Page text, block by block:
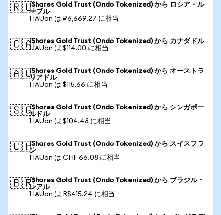
🇷🇺iShares Gold Trust (Ondo Tokenized) から ロシア・ル
ーブル
1 IAUon は ₽6,669.27 に相当
🇨🇦iShares Gold Trust (Ondo Tokenized) から カナダドル
1 IAUon は $114.00 に相当
🇦🇺iShares Gold Trust (Ondo Tokenized) から オーストラ
リアドル
1 IAUon は $115.66 に相当
🇸🇬iShares Gold Trust (Ondo Tokenized) から シンガポー
ルドル
1 IAUon は $104.48 に相当
🇨🇭iShares Gold Trust (Ondo Tokenized) から スイスフラ
ン
1 IAUon は CHF 66.08 に相当
🇧🇷iShares Gold Trust (Ondo Tokenized) から ブラジル・
レアル
1 IAUon は R$415.24 に相当